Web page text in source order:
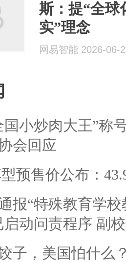
斯：提“全球
实”理念
网易智能 2026-06-
国小炒肉大王”称
会回应
预售价公布：
报“特殊教育学
启动问责程序 副
子，美国怕什么